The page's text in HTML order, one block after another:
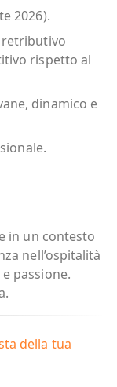
2026).
rispetto al
dinamico e
in un contesto
nell’ospitalità
passione.
della tua